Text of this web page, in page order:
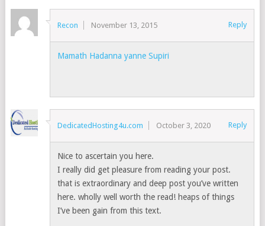
Recon November 13, 2015 Reply
Mamath Hadanna yanne Supiri
DedicatedHosting4u.com October 3, 2020 Reply
Nice to ascertain you here.
I really did get pleasure from reading your post.
that is extraordinary and deep post you’ve written
here. wholly well worth the read! heaps of things
I’ve been gain from this text.